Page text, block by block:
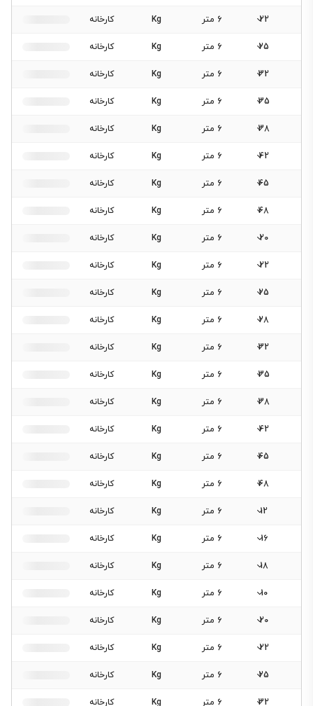
22 6 متر Kg کارخانه
25 6 متر Kg کارخانه
32 6 متر Kg کارخانه
35 6 متر Kg کارخانه
38 6 متر Kg کارخانه
42 6 متر Kg کارخانه
45 6 متر Kg کارخانه
48 6 متر Kg کارخانه
20 6 متر Kg کارخانه
22 6 متر Kg کارخانه
25 6 متر Kg کارخانه
28 6 متر Kg کارخانه
32 6 متر Kg کارخانه
35 6 متر Kg کارخانه
38 6 متر Kg کارخانه
42 6 متر Kg کارخانه
45 6 متر Kg کارخانه
48 6 متر Kg کارخانه
12 6 متر Kg کارخانه
16 6 متر Kg کارخانه
18 6 متر Kg کارخانه
10 6 متر Kg کارخانه
20 6 متر Kg کارخانه
22 6 متر Kg کارخانه
25 6 متر Kg کارخانه
32 6 متر Kg کارخانه